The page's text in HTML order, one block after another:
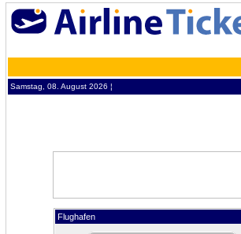
Samstag, 08. August 2026 ¦
Flughafen